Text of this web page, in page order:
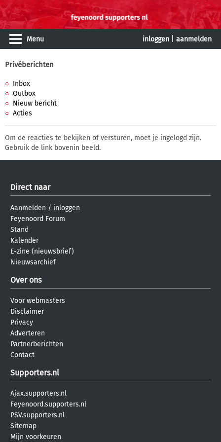
Menu inloggen aanmelden
Privéberichten
Inbox
Outbox
Nieuw bericht
Acties
Om de reacties te bekijken of versturen, moet je ingelogd zijn.
Gebruik de link bovenin beeld.
Direct naar
Aanmelden / inloggen
Feyenoord Forum
Stand
Kalender
E-zine (nieuwsbrief)
Nieuwsarchief
Over ons
Voor webmasters
Disclaimer
Privacy
Adverteren
Partnerberichten
Contact
Supporters.nl
Ajax.supporters.nl
Feyenoord.supporters.nl
PSV.supporters.nl
Sitemap
Mijn voorkeuren